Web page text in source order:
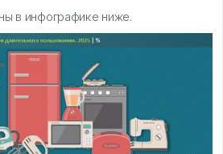
в инфографике ниже.